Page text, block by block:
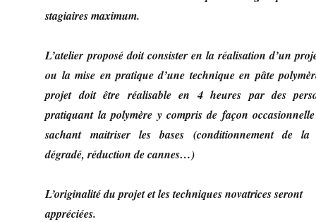
stagiaires maximum.
L’atelier proposé doit consister en la réalisation d’un
ou la mise en pratique d’une technique en pâte
projet doit être réalisable en 4 heures par des
pratiquant la polymère y compris de façon
sachant maitriser les bases (conditionnement de la
dégradé, réduction de cannes…)
L’originalité du projet et les techniques novatrices seront
appréciées.